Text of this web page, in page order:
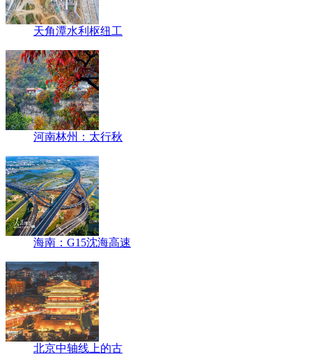
天角潭水利枢纽工
河南林州：太行秋
海南：G15沈海高速
北京中轴线上的古